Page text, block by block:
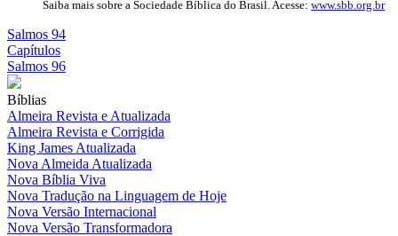
Saiba mais sobre a Sociedade Bíblica do Brasil. Acesse: www.sbb.org.br
Salmos 94
Capítulos
Salmos 96
Bíblias
Almeira Revista e Atualizada
Almeira Revista e Corrigida
King James Atualizada
Nova Almeida Atualizada
Nova Bíblia Viva
Nova Tradução na Linguagem de Hoje
Nova Versão Internacional
Nova Versão Transformadora